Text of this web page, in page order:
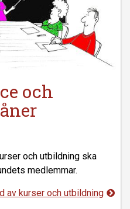
och
och utbildning ska
medlemmar.
av kurser och utbildning